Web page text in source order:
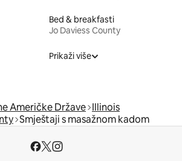
Bed & breakfasti
Jo Daviess County
Prikaži više
Američke Države Illinois
Smještaji s masažnom kadom